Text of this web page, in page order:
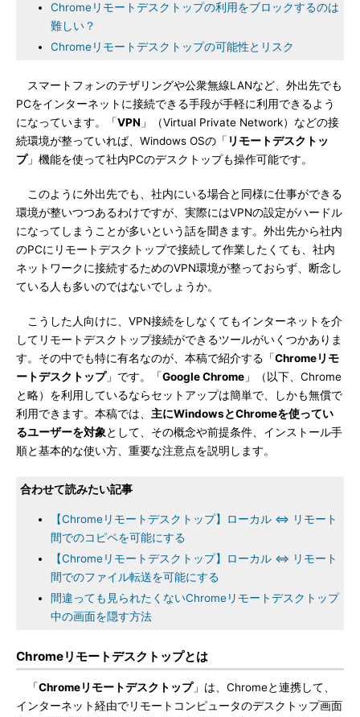
Chromeリモートデスクトップの利用をブロックするのは
難しい？
Chromeリモートデスクトップの可能性とリスク
スマートフォンのテザリングや公衆無線LANなど、外出先でも
PCをインターネットに接続できる手段が手軽に利用できるよう
になっています。「VPN 」（Virtual Private Network）などの接
続環境が整っていれば、Windows OSの「 リモートデスクトッ
プ」機能を使って社内PCのデスクトップも操作可能です。
このように外出先でも、社内にいる場合と同様に仕事ができる
環境が整いつつあるわけですが、実際にはVPNの設定がハードル
になってしまうことが多いという話を聞きます。外出先から社内
のPCにリモートデスクトップで接続して作業したくても、社内
ネットワークに接続するためのVPN環境が整っておらず、断念し
ている人も多いのではないでしょうか。
こうした人向けに、VPN接続をしなくてもインターネットを介
してリモートデスクトップ接続ができるツールがいくつかありま
す。その中でも特に有名なのが、本稿で紹介する「Chromeリモ
ートデスクトップ」です。「Google Chrome 」（以下、Chrome
と略）を利用しているならセットアップは簡単で、しかも無償で
利用できます。本稿では、 主にWindowsとChromeを使ってい
るユーザーを対象として、その概念や前提条件、インストール手
順と基本的な使い方、重要な注意点を説明します。
合わせて読みたい記事
【Chromeリモートデスクトップ】ローカル ⇔ リモート
間でのコピペを可能にする
【Chromeリモートデスクトップ】ローカル ⇔ リモート
間でのファイル転送を可能にする
間違っても見られたくないChromeリモートデスクトップ
中の画面を隠す方法
Chromeリモートデスクトップとは
「Chromeリモートデスクトップ」は、Chromeと連携して、
インターネット経由でリモートコンピュータのデスクトップ画面